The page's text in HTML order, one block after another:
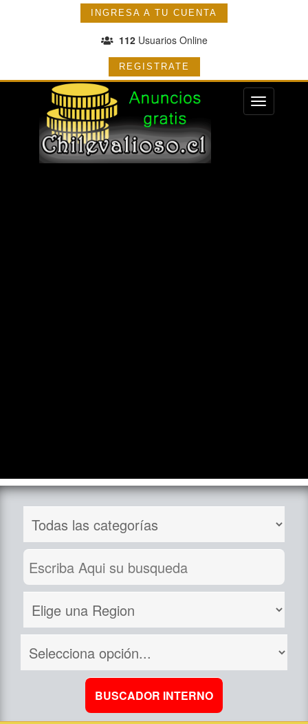
INGRESA A TU CUENTA
112Usuarios Online
REGISTRATE
Menu